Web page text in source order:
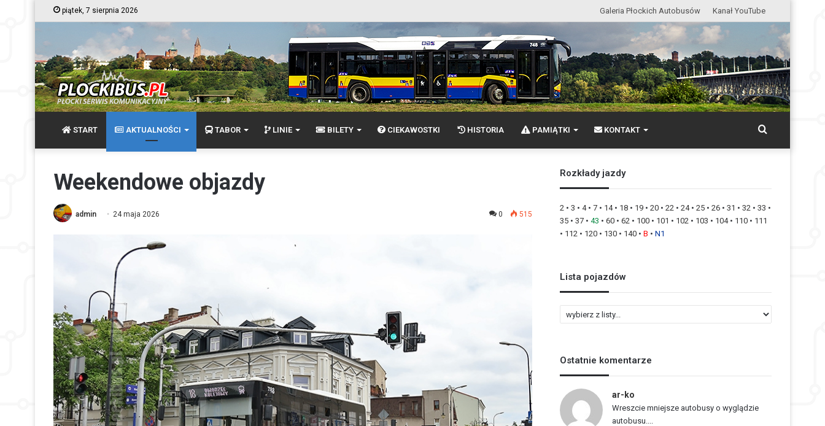
piątek, 7 sierpnia 2026 Galeria Płockich Autobusów Kanał YouTube
START AKTUALNOŚCI TABOR LINIE BILETY CIEKAWOSTKI HISTORIA PAMIĄTKI KONTAKT Wyszukaj
Weekendowe objazdy
admin 24 maja 2026 0 515
Rozkłady jazdy
2 •3 •4•7 • 14• 18 • 19 •20 •22 •24•25 •26 •31 •32 •33 •
35 •37 •43 •60 •62 • 100 • 101 • 102 • 103 • 104• 110 • 111
• 112 • 120 • 130 • 140 •B •N1
Lista pojazdów
i
a
p
j
a
Ostatnie komentarze
ar-ko
Wreszcie mniejsze autobusy o wyglądzie
autobusu....